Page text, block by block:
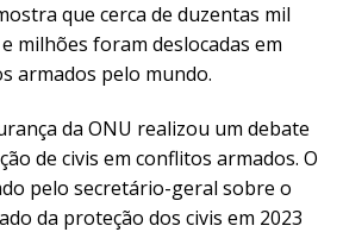
que cerca de duzentas mil
milhões foram deslocadas em
armados pelo mundo.
da ONU realizou um debate
de civis em conflitos armados. O
pelo secretário-geral sobre o
da proteção dos civis em 2023